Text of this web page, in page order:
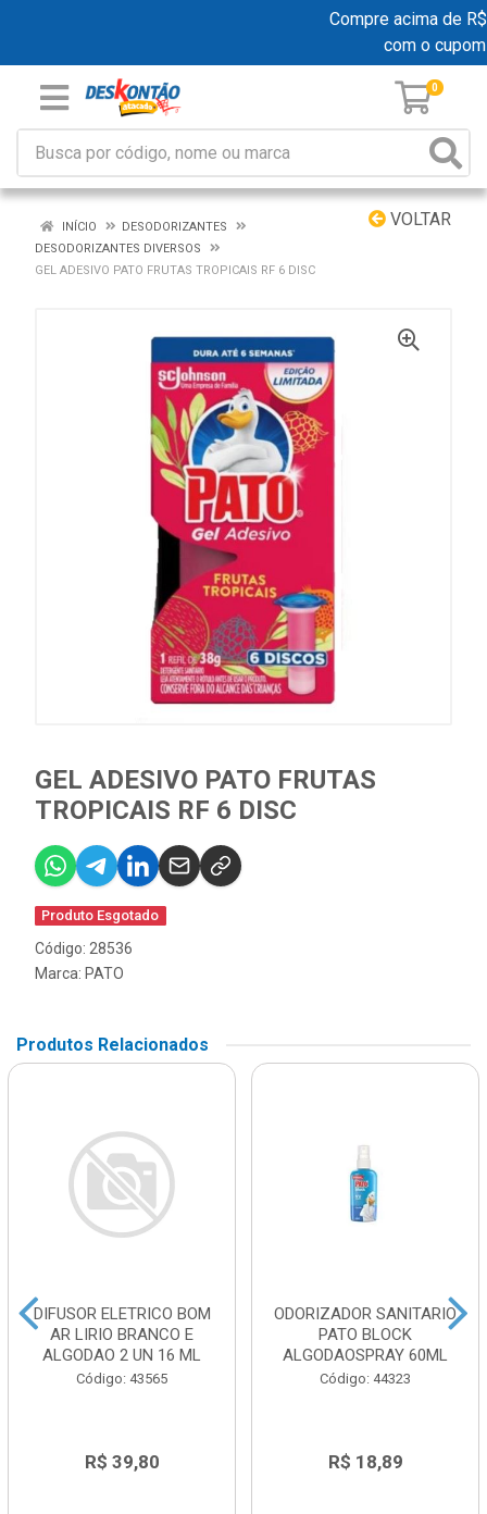
Compre acima de
com o cupom
0
VOLTAR
INÍCIO
DESODORIZANTES
DESODORIZANTES DIVERSOS
GEL ADESIVO PATO FRUTAS TROPICAIS RF 6 DISC
GEL ADESIVO PATO FRUTAS
TROPICAIS RF 6 DISC
Produto Esgotado
Código: 28536
Marca: PATO
Produtos Relacionados
DIFUSOR ELETRICO BOM
AR LIRIO BRANCO E
ALGODAO 2 UN 16 ML
Código: 43565
R$ 39,80
ODORIZADOR SANITARIO
PATO BLOCK
ALGODAOSPRAY 60ML
Código: 44323
R$ 18,89